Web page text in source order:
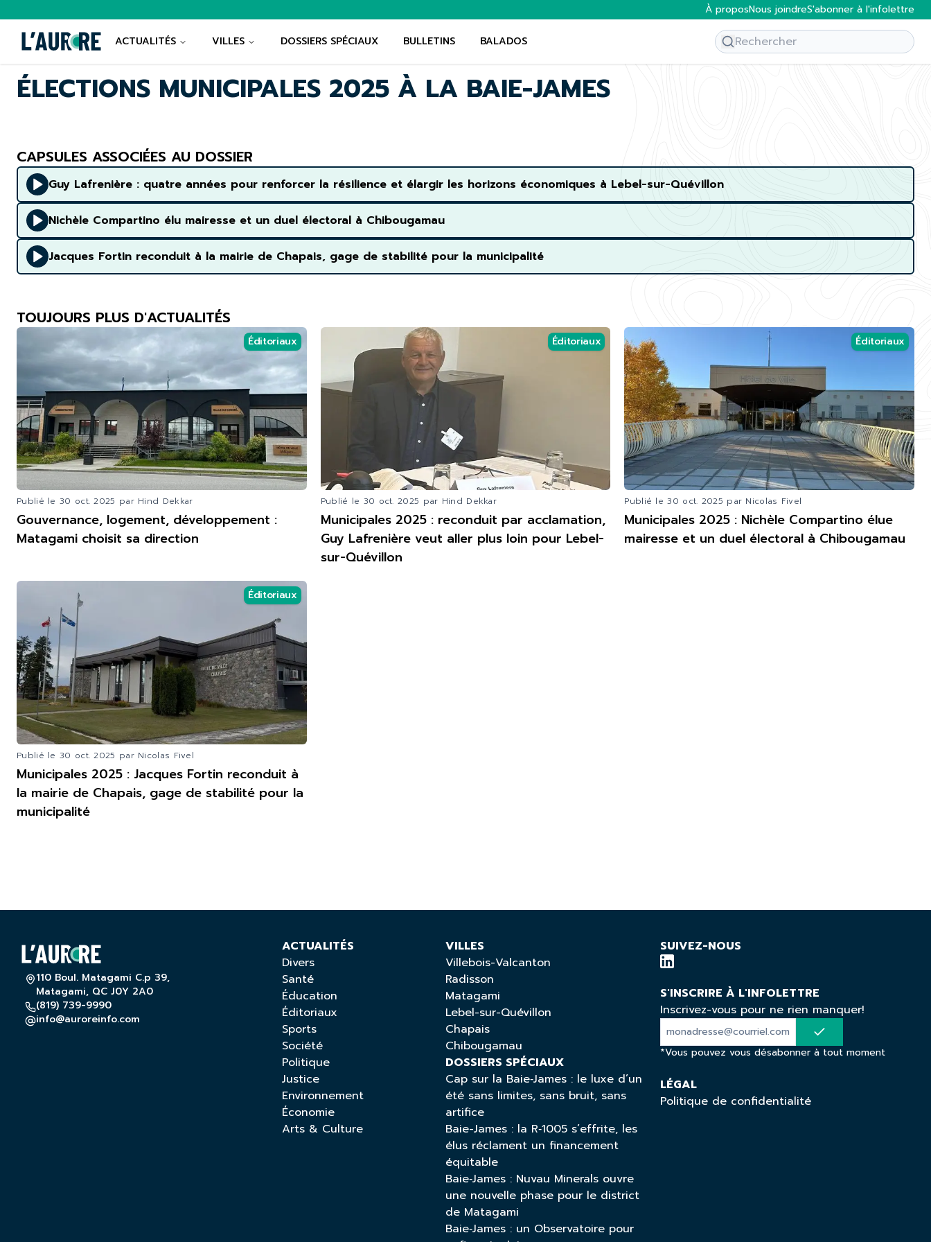
À proposNous joindreS'abonner à l'infolettre
ACTUALITÉS VILLES DOSSIERS SPÉCIAUX BULLETINS BALADOS
ÉLECTIONS MUNICIPALES 2025 À LA BAIE-JAMES
CAPSULES ASSOCIÉES AU DOSSIER
Guy Lafrenière : quatre années pour renforcer la résilience et élargir les horizons économiques à Lebel-sur-Quévillon
Nichèle Compartino élu mairesse et un duel électoral à Chibougamau
Jacques Fortin reconduit à la mairie de Chapais, gage de stabilité pour la municipalité
TOUJOURS PLUS D'ACTUALITÉS
Éditoriaux
Publié le 30 oct. 2025 par Hind Dekkar
Gouvernance, logement, développement :
Matagami choisit sa direction
Éditoriaux
Publié le 30 oct. 2025 par Hind Dekkar
Municipales 2025 : reconduit par acclamation,
Guy Lafrenière veut aller plus loin pour Lebel-
sur-Quévillon
Éditoriaux
Publié le 30 oct. 2025 par Nicolas Fivel
Municipales 2025 : Nichèle Compartino élue
mairesse et un duel électoral à Chibougamau
Éditoriaux
Publié le 30 oct. 2025 par Nicolas Fivel
Municipales 2025 : Jacques Fortin reconduit à
la mairie de Chapais, gage de stabilité pour la
municipalité
110 Boul. Matagami C.p 39,
Matagami, QC J0Y 2A0
(819) 739-9990
info@auroreinfo.com
ACTUALITÉS
Divers
Santé
Éducation
Éditoriaux
Sports
Société
Politique
Justice
Environnement
Économie
Arts & Culture
VILLES
Villebois-Valcanton
Radisson
Matagami
Lebel-sur-Quévillon
Chapais
Chibougamau
DOSSIERS SPÉCIAUX
Cap sur la Baie‑James : le luxe d’un
été sans limites, sans bruit, sans
artifice
Baie-James : la R‑1005 s’effrite, les
élus réclament un financement
équitable
Baie‑James : Nuvau Minerals ouvre
une nouvelle phase pour le district
de Matagami
Baie‑James : un Observatoire pour
SUIVEZ-NOUS
S'INSCRIRE À L'INFOLETTRE
Inscrivez-vous pour ne rien manquer!
*Vous pouvez vous désabonner à tout moment
LÉGAL
Politique de confidentialité